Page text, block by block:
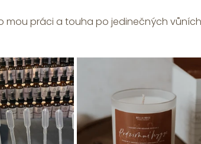
mou práci a touha po jedinečných